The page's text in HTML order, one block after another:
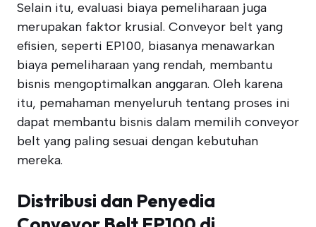
Selain itu, evaluasi biaya pemeliharaan juga
merupakan faktor krusial. Conveyor belt yang
efisien, seperti EP100, biasanya menawarkan
biaya pemeliharaan yang rendah, membantu
bisnis mengoptimalkan anggaran. Oleh karena
itu, pemahaman menyeluruh tentang proses ini
dapat membantu bisnis dalam memilih conveyor
belt yang paling sesuai dengan kebutuhan
mereka.
Distribusi dan Penyedia